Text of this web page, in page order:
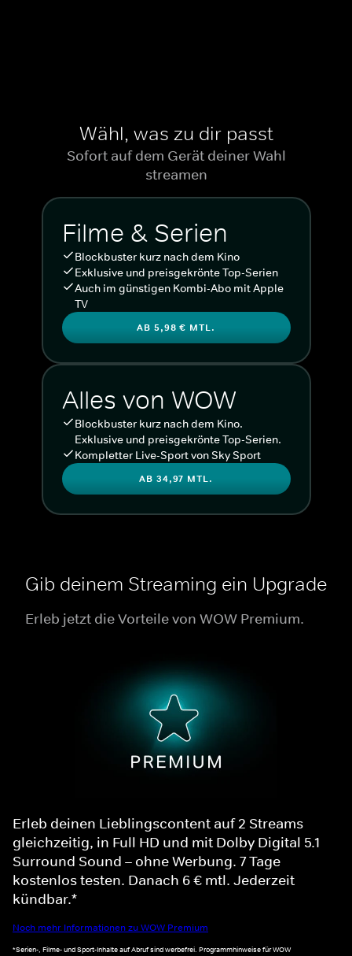
Wähl, was zu dir passt
Sofort auf dem Gerät deiner Wahl
streamen
Filme & Serien
Blockbuster kurz nach dem Kino
Exklusive und preisgekrönte Top-Serien
Auch im günstigen Kombi-Abo mit Apple
TV
AB 5,98 € MTL.
Alles von WOW
Blockbuster kurz nach dem Kino.
Exklusive und preisgekrönte Top-Serien.
Kompletter Live-Sport von Sky Sport
AB 34,97 MTL.
Gib deinem Streaming ein Upgrade
Erleb jetzt die Vorteile von WOW Premium.
Erleb deinen Lieblingscontent auf 2 Streams
gleichzeitig, in Full HD und mit Dolby Digital 5.1
Surround Sound – ohne Werbung. 7 Tage
kostenlos testen. Danach 6 € mtl. Jederzeit
kündbar.*
Noch mehr Informationen zu WOW Premium
*Serien-, Filme- und Sport-Inhalte auf Abruf sind werbefrei. Programmhinweise für WOW